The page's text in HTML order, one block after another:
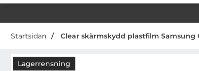
Startsidan Clear skärmskydd plastfilm Samsung
Lagerrensning